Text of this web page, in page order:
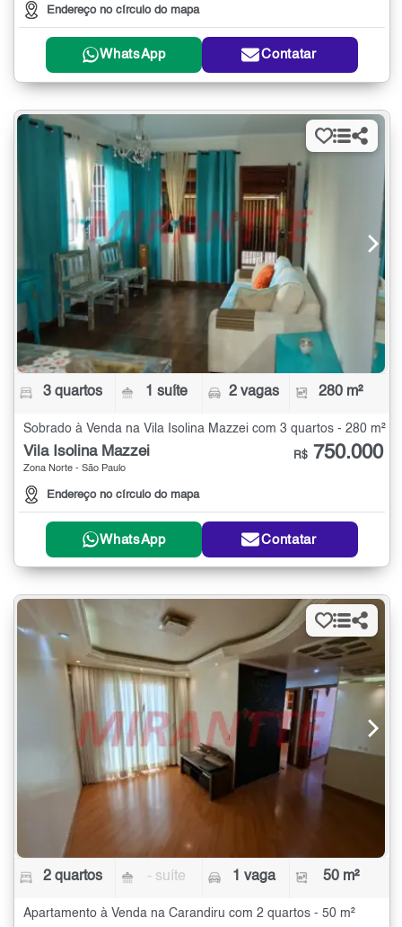
Endereço no círculo do mapa
WhatsApp Contatar
3 quartos 1 suíte 2 vagas 280 m²
Sobrado à Venda na Vila Isolina Mazzei com 3 quartos - 280 m²
Vila Isolina Mazzei
Zona Norte - São Paulo
Endereço no círculo do mapa
R$ 750.000
WhatsApp Contatar
2 quartos - suíte 1 vaga 50 m²
Apartamento à Venda na Carandiru com 2 quartos - 50 m²